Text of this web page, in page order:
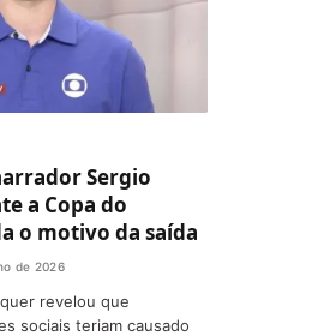
Sergio
a Copa do
o motivo da saída
de 2026
revelou que
sociais teriam causado